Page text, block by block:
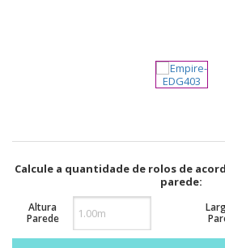
Calcule a quantidade de rolos de
parede:
Altura
Parede